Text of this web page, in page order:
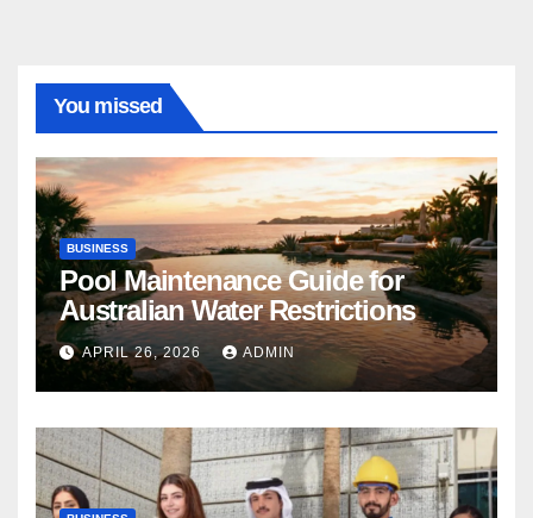
You missed
BUSINESS
Pool Maintenance Guide for
Australian Water Restrictions
APRIL 26, 2026 ADMIN